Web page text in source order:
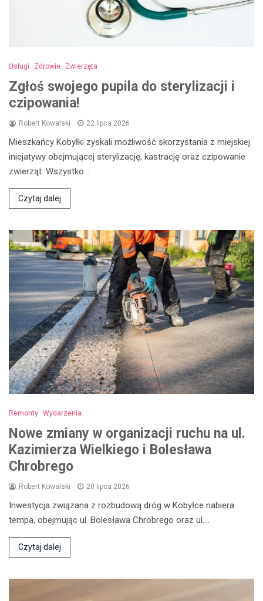
Usługi Zdrowie Zwierzęta
Zgłoś swojego pupila do sterylizacji i
czipowania!
Robert Kowalski 22 lipca 2026
Mieszkańcy Kobyłki zyskali możliwość skorzystania z miejskiej
inicjatywy obejmującej sterylizację, kastrację oraz czipowanie
zwierząt. Wszystko…
Czytaj dalej
Remonty Wydarzenia
Nowe zmiany w organizacji ruchu na ul.
Kazimierza Wielkiego i Bolesława
Chrobrego
Robert Kowalski 20 lipca 2026
Inwestycja związana z rozbudową dróg w Kobyłce nabiera
tempa, obejmując ul. Bolesława Chrobrego oraz ul.…
Czytaj dalej